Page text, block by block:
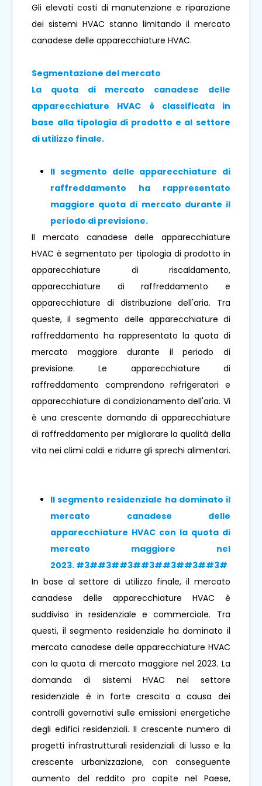
Gli elevati costi di manutenzione e riparazione
dei sistemi HVAC stanno limitando il mercato
canadese delle apparecchiature HVAC.
Segmentazione del mercato
La quota di mercato canadese delle
apparecchiature HVAC è classificata in
base alla tipologia di prodotto e al settore
di utilizzo finale.
Il segmento delle apparecchiature di
raffreddamento ha rappresentato
maggiore quota di mercato durante il
periodo di previsione.
Il mercato canadese delle apparecchiature
HVAC è segmentato per tipologia di prodotto in
apparecchiature di riscaldamento,
apparecchiature di raffreddamento e
apparecchiature di distribuzione dell'aria. Tra
queste, il segmento delle apparecchiature di
raffreddamento ha rappresentato la quota di
mercato maggiore durante il periodo di
previsione. Le apparecchiature di
raffreddamento comprendono refrigeratori e
apparecchiature di condizionamento dell'aria. Vi
è una crescente domanda di apparecchiature
di raffreddamento per migliorare la qualità della
vita nei climi caldi e ridurre gli sprechi alimentari.
Il segmento residenziale ha dominato il
mercato canadese delle
apparecchiature HVAC con la quota di
mercato maggiore nel
2023. #3##3##3##3##3##3##3# #3#
In base al settore di utilizzo finale, il mercato
canadese delle apparecchiature HVAC è
suddiviso in residenziale e commerciale. Tra
questi, il segmento residenziale ha dominato il
mercato canadese delle apparecchiature HVAC
con la quota di mercato maggiore nel 2023. La
domanda di sistemi HVAC nel settore
residenziale è in forte crescita a causa dei
controlli governativi sulle emissioni energetiche
degli edifici residenziali. Il crescente numero di
progetti infrastrutturali residenziali di lusso e la
crescente urbanizzazione, con conseguente
aumento del reddito pro capite nel Paese,